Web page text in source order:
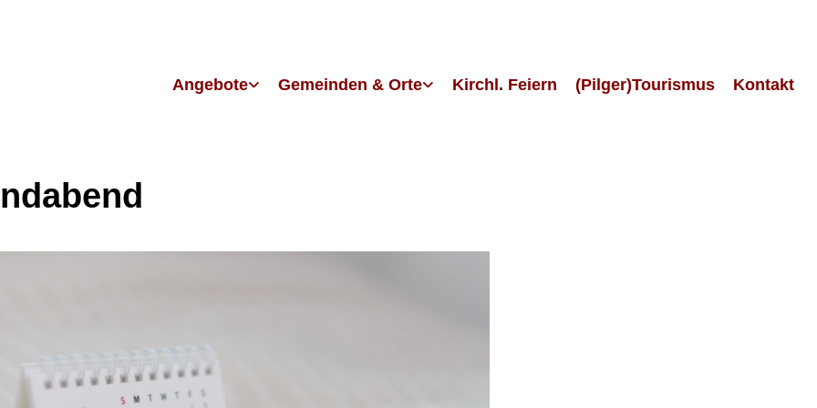
Angebote Gemeinden & Orte Kirchl. Feiern (Pilger)Tourismus Kontakt